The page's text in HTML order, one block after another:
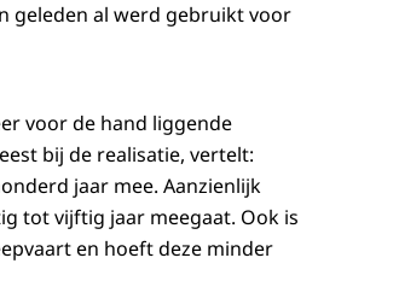
geleden al werd gebruikt voor
voor de hand liggende
bij de realisatie, vertelt:
jaar mee. Aanzienlijk
tot vijftig jaar meegaat. Ook is
en hoeft deze minder